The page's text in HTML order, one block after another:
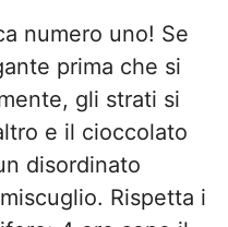
numero uno! Se
prima che si
gli strati si
e il cioccolato
disordinato
Rispetta i